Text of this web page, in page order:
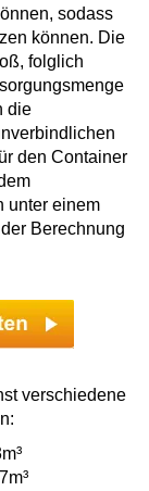
sodass
können. Die
folglich
die
den Container
unter einem
Berechnung
verschiedene